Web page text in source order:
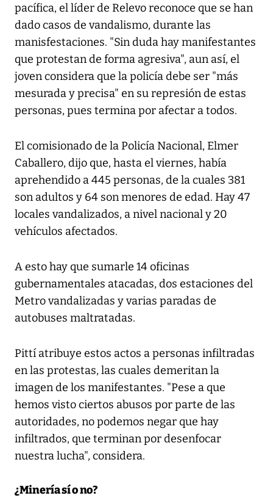
pacífica, el líder de Relevo reconoce que se han
dado casos de vandalismo, durante las
manisfestaciones. "Sin duda hay manifestantes
que protestan de forma agresiva", aun así, el
joven considera que la policía debe ser "más
mesurada y precisa" en su represión de estas
personas, pues termina por afectar a todos.
El comisionado de la Policía Nacional, Elmer
Caballero, dijo que, hasta el viernes, había
aprehendido a 445 personas, de la cuales 381
son adultos y 64 son menores de edad. Hay 47
locales vandalizados, a nivel nacional y 20
vehículos afectados.
A esto hay que sumarle 14 oficinas
gubernamentales atacadas, dos estaciones del
Metro vandalizadas y varias paradas de
autobuses maltratadas.
Pittí atribuye estos actos a personas infiltradas
en las protestas, las cuales demeritan la
imagen de los manifestantes. "Pese a que
hemos visto ciertos abusos por parte de las
autoridades, no podemos negar que hay
infiltrados, que terminan por desenfocar
nuestra lucha", considera.
¿Minería sí o no?